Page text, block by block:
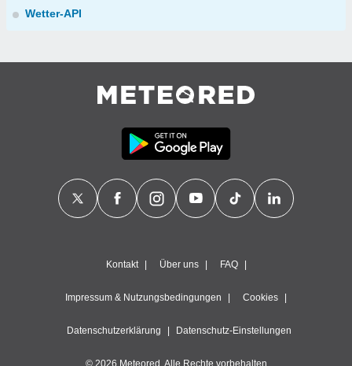
Wetter-API
Kontakt Über uns FAQ
Impressum & Nutzungsbedingungen Cookies
Datenschutzerklärung Datenschutz-Einstellungen
© 2026 Meteored. Alle Rechte vorbehalten